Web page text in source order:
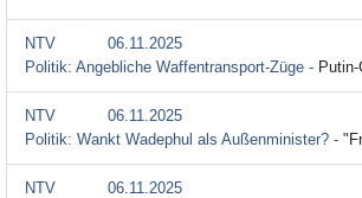
NTV
06.11.2025
Politik: Angebliche Waffentransport-Züge - Putin-
NTV
06.11.2025
Politik: Wankt Wadephul als Außenminister? -
NTV
06.11.2025